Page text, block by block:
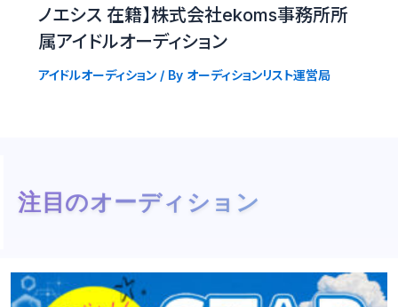
ノエシス 在籍】株式会社ekoms事務所所
属アイドルオーディション
アイドルオーディション/ By オーディションリスト運営局
注目のオーディション